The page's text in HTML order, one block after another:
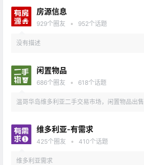
房源信息
929个圈友 • 952个话题
没有描述
闲置物品
686个圈友 • 618个话题
温哥华岛维多利亚二手交易市场，闲置物品出售
维多利亚-有需求
425个圈友 • 410个话题
维多利亚需求